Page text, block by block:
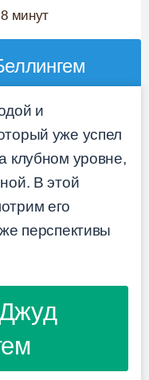
минут
и
уже успел
клубном уровне,
В этой
его
перспективы